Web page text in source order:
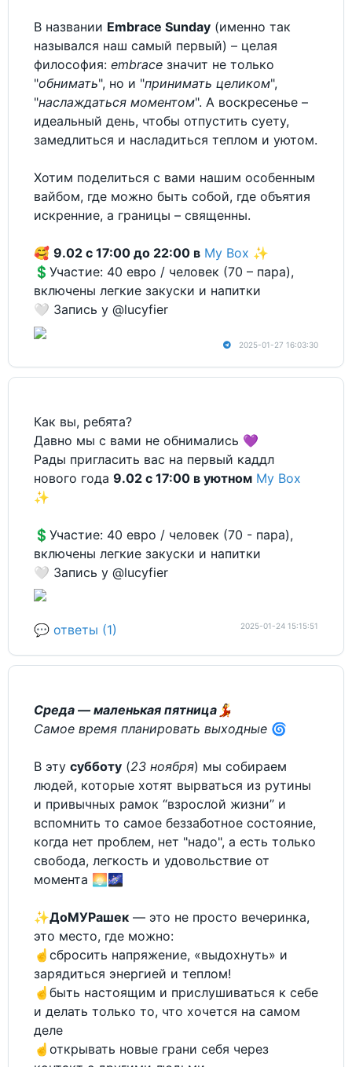
В названии Embrace Sunday (именно так
назывался наш самый первый) – целая
философия: embrace значит не только
"обнимать", но и "принимать целиком",
"наслаждаться моментом". А воскресенье –
идеальный день, чтобы отпустить суету,
замедлиться и насладиться теплом и уютом.
Хотим поделиться с вами нашим особенным
вайбом, где можно быть собой, где объятия
искренние, а границы – священны.
🥰 9.02 с 17:00 до 22:00 в My Box ✨
💲Участие: 40 евро / человек (70 – пара),
включены легкие закуски и напитки
🤍 Запись у @lucyfier
2025-01-27 16:03:30
Как вы, ребята?
Давно мы с вами не обнимались 💜
Рады пригласить вас на первый каддл
нового года 9.02 с 17:00 в уютном My Box
✨
💲Участие: 40 евро / человек (70 - пара),
включены легкие закуски и напитки
🤍 Запись у @lucyfier
💬 ответы (1) 2025-01-24 15:15:51
Среда — маленькая пятница 💃
Самое время планировать выходные 🌀
В эту субботу (23 ноября) мы собираем
людей, которые хотят вырваться из рутины
и привычных рамок “взрослой жизни” и
вспомнить то самое беззаботное состояние,
когда нет проблем, нет "надо", а есть только
свобода, легкость и удовольствие от
момента 🌅🌌
✨ДоМУРашек — это не просто вечеринка,
это место, где можно:
☝️сбросить напряжение, «выдохнуть» и
зарядиться энергией и теплом!
☝️быть настоящим и прислушиваться к себе
и делать только то, что хочется на самом
деле
☝️открывать новые грани себя через